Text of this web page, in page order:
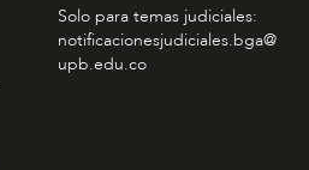
Solo para temas judiciales:
notificacionesjudiciales.bga@
upb.edu.co